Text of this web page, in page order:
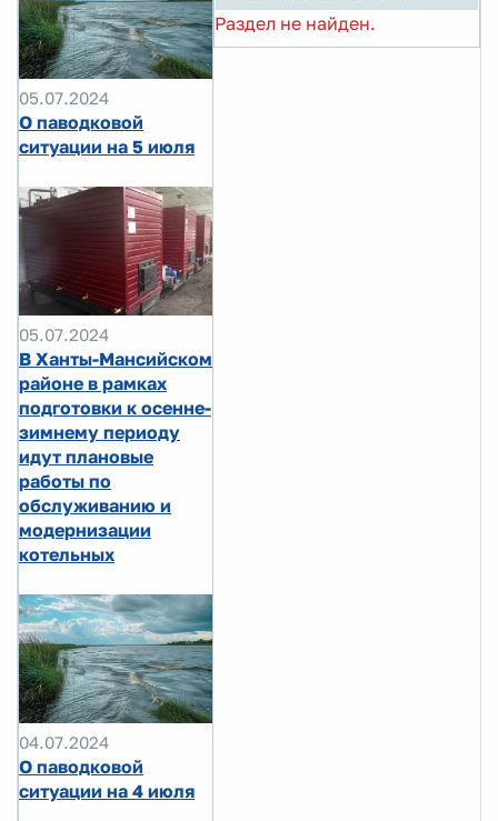
05.07.2024
О паводковой
ситуации на 5 июля
05.07.2024
В Ханты-Мансийском
районе в рамках
подготовки к осенне-
зимнему периоду
идут плановые
работы по
обслуживанию и
модернизации
котельных
04.07.2024
О паводковой
ситуации на 4 июля
Раздел не найден.